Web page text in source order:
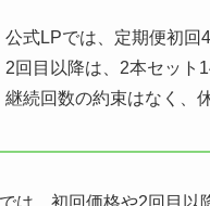
公式LPでは、定期便初回
2回目以降は、2本セット
継続回数の約束はなく、